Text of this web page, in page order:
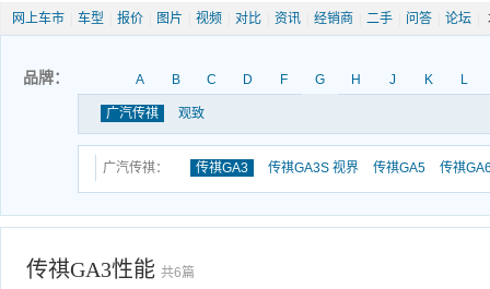
网上车市 车型 报价 图片 视频 对比 资讯 经销商 二手 问答 论坛
品牌： A B C D F G H J K L
广汽传祺 观致
广汽传祺： 传祺GA3 传祺GA3S 视界 传祺GA5 传祺
传祺GA3性能 共6篇